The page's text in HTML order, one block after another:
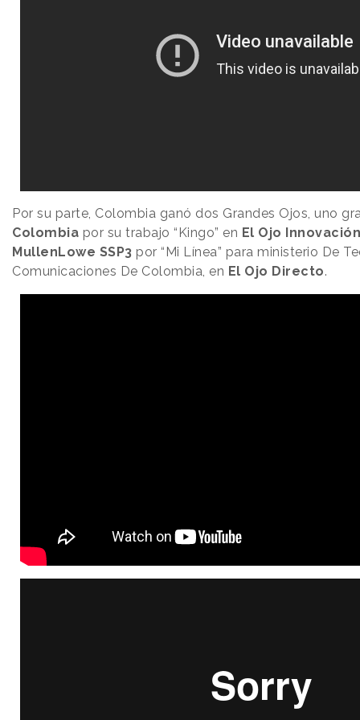
Por su parte, Colombia ganó dos Grandes Ojos, uno
Colombia por su trabajo “Kingo” en El Ojo
Innovación
MullenLowe SSP3 por “Mi Línea” para ministerio De
Comunicaciones De Colombia, en El Ojo Directo.